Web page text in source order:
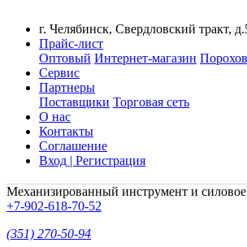
г. Челябинск, Свердловский тракт,
Прайс-лист
Оптовый Интернет-магазин
Сервис
Партнеры
Поставщики Торговая сеть
О нас
Контакты
Соглашение
Вход | Регистрация
Механизированный инструмент и
+7-902-618-70-52
(351) 270-50-94